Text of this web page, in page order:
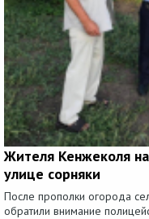
Жителя Кенжеколя
улице сорняки
После прополки огорода
обратили внимание